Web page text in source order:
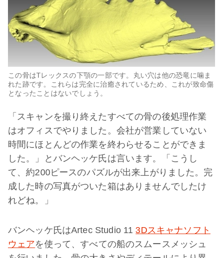
この骨はTレックスの下顎の一部です。丸い穴は他の恐竜に噛ま
れた跡です。これらは完全に治癒されているため、これが致命傷
となったことはないでしょう。
「スキャンを撮り終えたすべての骨の後処理作業
はオフィスでやりました。会社が営業していない
時間にほとんどの作業を終わらせることができま
した。」とバンヘッケ氏は言います。「こうし
て、約200ピースのパズルが出来上がりました。完
成した時の写真がついた箱はありませんでしたけ
れどね。」
バンヘッケ氏はArtec Studio 113Dスキャナソフト
ウェアを使って、すべての船のスムースメッシュ